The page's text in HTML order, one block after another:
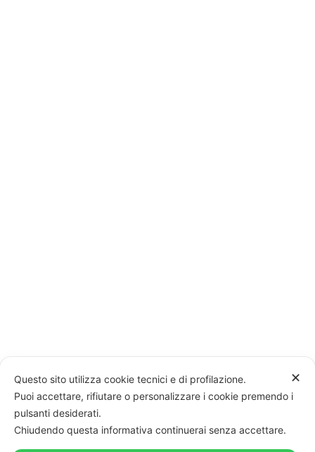
✕
Questo sito utilizza cookie tecnici e di profilazione.
Puoi accettare, rifiutare o personalizzare i cookie premendo i
pulsanti desiderati.
Chiudendo questa informativa continuerai senza accettare.